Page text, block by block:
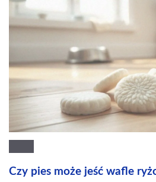
Czy pies może jeść wafle